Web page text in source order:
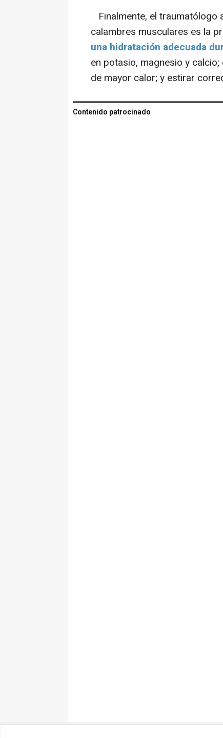
Finalmente, el
calambres musculares es la
una hidratación adecuada
en potasio, magnesio y
de mayor calor; y estirar
Contenido patrocinado